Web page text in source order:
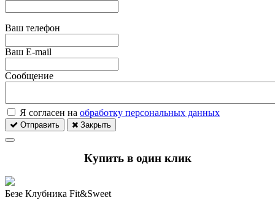
Ваш телефон
Ваш E-mail
Сообщение
Я согласен на обработку персональных данных
Отправить Закрыть
Купить в один клик
Безе Клубника Fit&Sweet